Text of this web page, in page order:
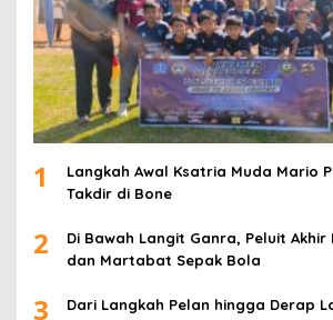
1
Langkah Awal Ksatria Muda Mario
Takdir di Bone
2
Di Bawah Langit Ganra, Peluit Akhir
dan Martabat Sepak Bola
3
Dari Langkah Pelan hingga Derap